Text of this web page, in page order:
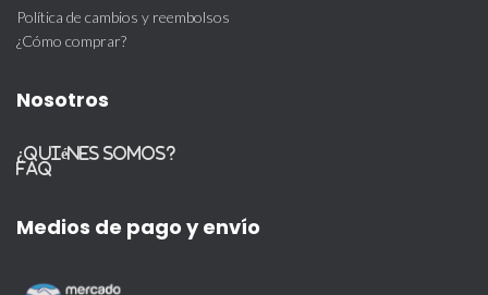
Política de cambios y reembolsos
¿Cómo comprar?
Nosotros
¿Quiénes somos?
FAQ
Medios de pago y envío